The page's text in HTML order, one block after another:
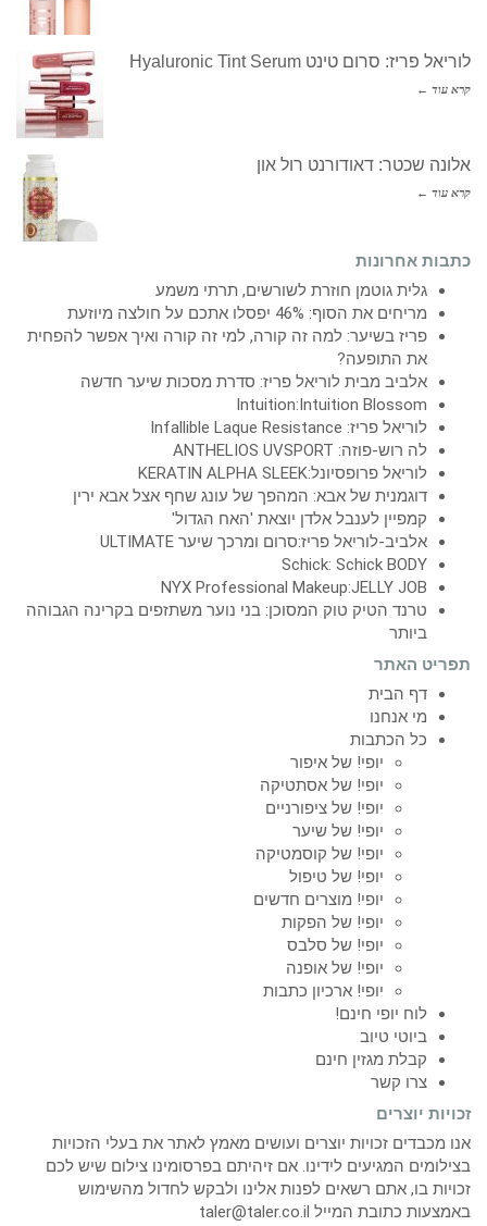
לוריאל פריז: סרום טינט Hyaluronic Tint Serum
קרא עוד ←
אלונה שכטר: דאודורנט רול און
קרא עוד ←
כתבות אחרונות
גלית גוטמן חוזרת לשורשים, תרתי משמע
מריחים את הסוף: 46% יפסלו אתכם על חולצה מיוזעת
פריז בשיער: למה זה קורה, למי זה קורה ואיך אפשר להפחית
את התופעה?
אלביב מבית לוריאל פריז: סדרת מסכות שיער חדשה
Intuition:Intuition Blossom
לוריאל פריז: Infallible Laque Resistance
לה רוש-פוזה: ANTHELIOS UVSPORT
לוריאל פרופסיונל:KERATIN ALPHA SLEEK
דוגמנית של אבא: המהפך של עונג שחף אצל אבא ירין
קמפיין לענבל אלדן יוצאת 'האח הגדול'
אלביב-לוריאל פריז:סרום ומרכך שיער ULTIMATE
Schick: Schick BODY
NYX Professional Makeup:JELLY JOB
טרנד הטיק טוק המסוכן: בני נוער משתזפים בקרינה הגבוהה
ביותר
תפריט האתר
דף הבית
מי אנחנו
כל הכתבות
יופי! של איפור
יופי! של אסתטיקה
יופי! של ציפורניים
יופי! של שיער
יופי! של קוסמטיקה
יופי! של טיפול
יופי! מוצרים חדשים
יופי! של הפקות
יופי! של סלבס
יופי! של אופנה
יופי! ארכיון כתבות
לוח יופי חינם!
ביוטי טיוב
קבלת מגזין חינם
צרו קשר
זכויות יוצרים
אנו מכבדים זכויות יוצרים ועושים מאמץ לאתר את בעלי הזכויות
בצילומים המגיעים לידינו. אם זיהיתם בפרסומינו צילום שיש לכם
זכויות בו, אתם רשאים לפנות אלינו ולבקש לחדול מהשימוש
באמצעות כתובת המייל taler@taler.co.il